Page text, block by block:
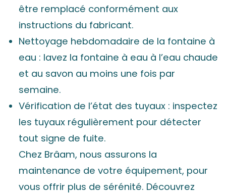
être remplacé conformément aux
instructions du fabricant.
Nettoyage hebdomadaire de la fontaine à
eau : lavez la fontaine à eau à l’eau chaude
et au savon au moins une fois par
semaine.
Vérification de l’état des tuyaux : inspectez
les tuyaux régulièrement pour détecter
tout signe de fuite.
Chez Brâam, nous assurons la
maintenance de votre équipement, pour
vous offrir plus de sérénité. Découvrez